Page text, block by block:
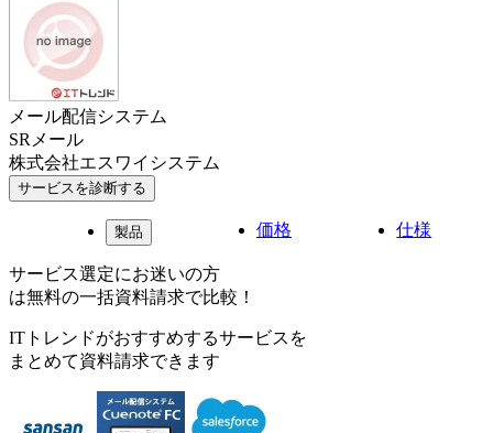
メール配信システム
SRメール
株式会社エスワイシステム
サービスを診断する
製品 価格 仕様
サービス選定にお迷いの方
は無料の一括資料請求で比較！
ITトレンドがおすすめするサービスを
まとめて資料請求できます